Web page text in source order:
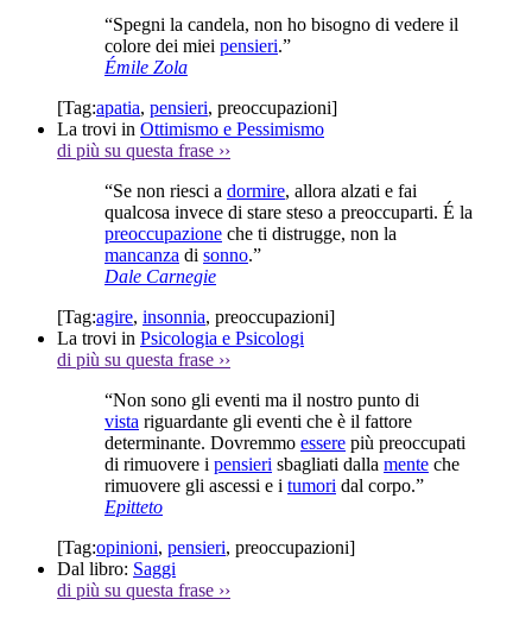
“Spegni la candela, non ho bisogno di vedere il
colore dei miei pensieri.”
Émile Zola
[Tag:apatia, pensieri, preoccupazioni]
La trovi in Ottimismo e Pessimismo
di più su questa frase ››
“Se non riesci a dormire, allora alzati e fai
qualcosa invece di stare steso a preoccuparti. É la
preoccupazione che ti distrugge, non la
mancanza di sonno.”
Dale Carnegie
[Tag:agire, insonnia, preoccupazioni]
La trovi in Psicologia e Psicologi
di più su questa frase ››
“Non sono gli eventi ma il nostro punto di
vista riguardante gli eventi che è il fattore
determinante. Dovremmo essere più preoccupati
di rimuovere i pensieri sbagliati dalla mente che
rimuovere gli ascessi e i tumori dal corpo.”
Epitteto
[Tag:opinioni, pensieri, preoccupazioni]
Dal libro: Saggi
di più su questa frase ››